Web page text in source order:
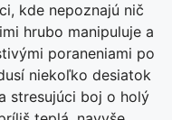
kde nepoznajú nič
hrubo manipuluje a
poraneniami po
niekoľko desiatok
stresujúci boj o holý